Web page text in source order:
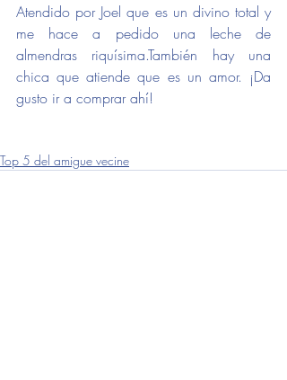
Atendido por Joel que es un divino total y
me hace a pedido una leche de
almendras riquísima.También hay una
chica que atiende que es un amor. ¡Da
gusto ir a comprar ahí!
Top 5 del amigue vecine